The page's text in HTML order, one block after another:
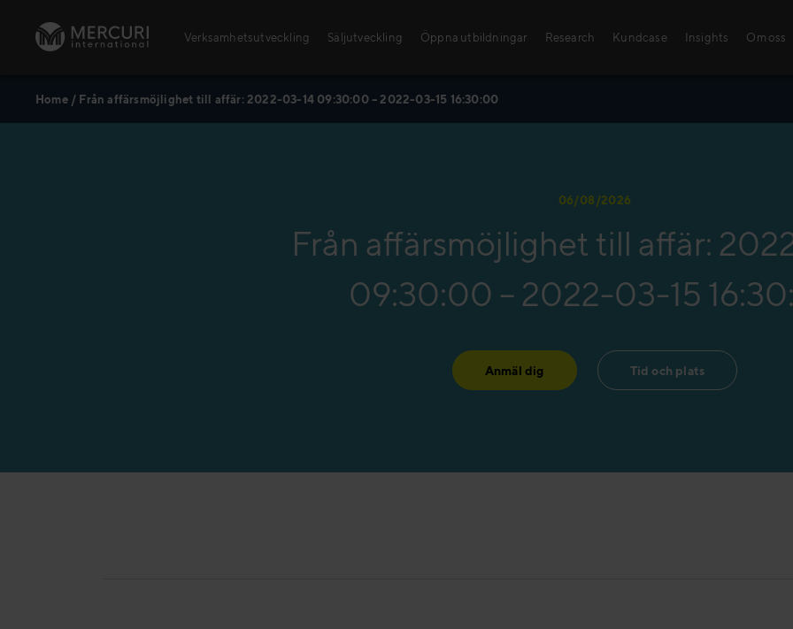
Verksamhetsutveckling Säljutveckling Öppna utbildningar
Öppna utbildningar
steg mot framgång!
Research Kundcase Insights Om oss
Home/ Från affärsmöjlighet till affär: 2022-03-14 09:30:00 – 2022-03-15 16:30:00
06/08/2026
Från affärsmöjlighet till affär:
09:30:00 – 2022-03-15
Anmäl dig Tid och plats